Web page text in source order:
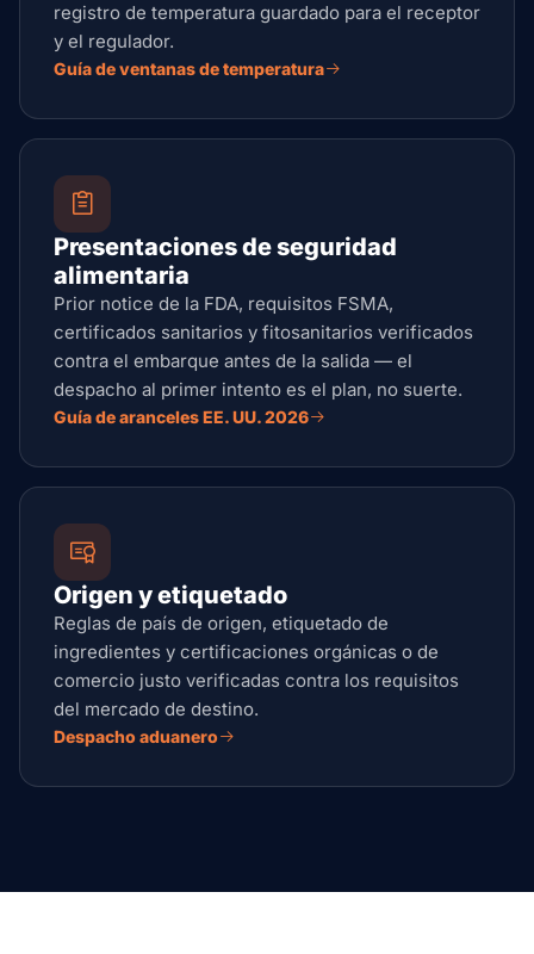
registro de temperatura guardado para el receptor
y el regulador.
Guía de ventanas de temperatura
Presentaciones de seguridad
alimentaria
Prior notice de la FDA, requisitos FSMA,
certificados sanitarios y fitosanitarios verificados
contra el embarque antes de la salida — el
despacho al primer intento es el plan, no suerte.
Guía de aranceles EE. UU. 2026
Origen y etiquetado
Reglas de país de origen, etiquetado de
ingredientes y certificaciones orgánicas o de
comercio justo verificadas contra los requisitos
del mercado de destino.
Despacho aduanero